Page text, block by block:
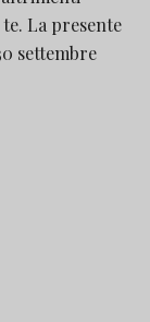
La presente
settembre